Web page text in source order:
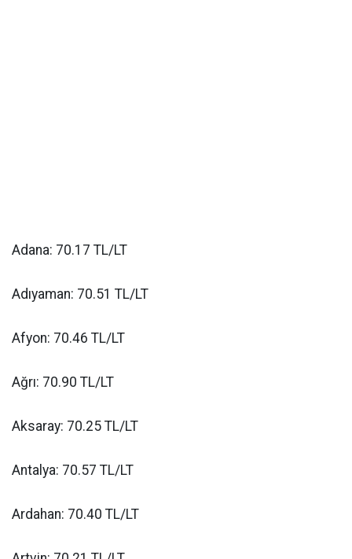
Adana: 70.17 TL/LT
Adıyaman: 70.51 TL/LT
Afyon: 70.46 TL/LT
Ağrı: 70.90 TL/LT
Aksaray: 70.25 TL/LT
Antalya: 70.57 TL/LT
Ardahan: 70.40 TL/LT